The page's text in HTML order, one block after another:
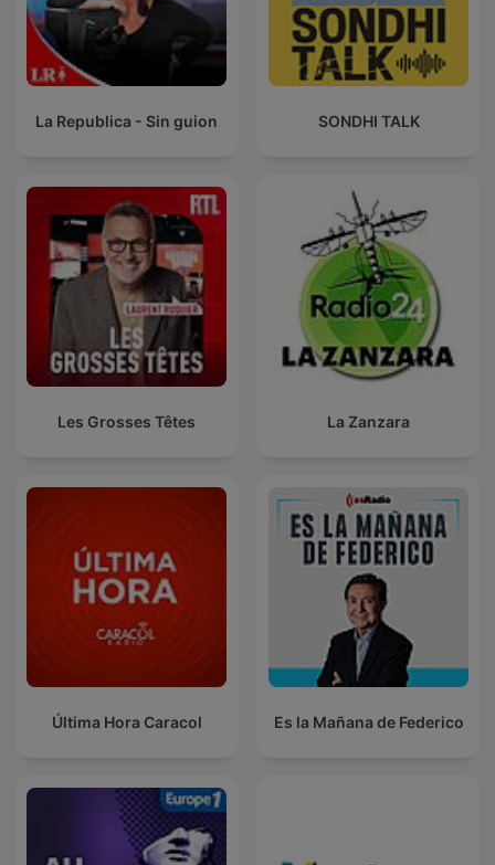
La Republica - Sin guion SONDHI TALK
Les Grosses Têtes La Zanzara
Última Hora Caracol Es la Mañana de Federico